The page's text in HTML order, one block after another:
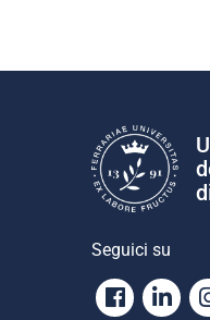
Seguici su